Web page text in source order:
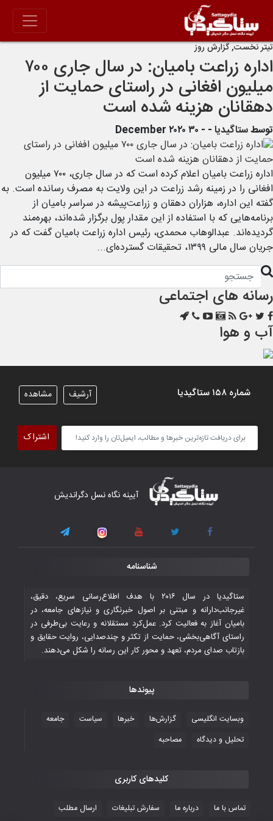
تیتر نخست,گزارش روز
اداره زراعت بامیان: در سال جاری ۷۰۰
میلیون افغانی در راستای حمایت از
دهقانان هزینه شده است
توسطستاگیدیا- - ۳۰ December ۲۰۲۰
اداره زراعت بامیان اعلام کرده است که در سال جاری، ۷۰۰ میلیون
افغانی را در زمینه رشد زراعت در این ولایت به مصرف رسانده است. به
گفته این اداره، هزاران دهقان و زراعت‌پیشه در سراسر بامیان از
برنامه‌هایی که با استفاده از این مقدار پول برگزار شده‌اند، بهره‌مند
گردیده‌اند. عبدالوهاب محمدی، رئیس اداره زراعت بامیان گفت که در
جریان سال مالی ۱۳۹۹، تحقیقات گسترده‌ای...
رسانه های اجتماعی
آب و هوا
شماره ۱۵۸ ستاگیدیا مشاهده آرشیف
اشتراک
آیینه نگاه نسل دگراندیش
شناسنامه
ستاگیدیا در سال ۲۰۱۶ با هدف اطلاع‌رسانی سریع، دقیق،
غیرجانب‌دارانه و مبتنی بر اصول خبرنگاری و نیازهای جامعه، در
بامیان آغاز به فعالیت کرد. عمل‌کرد مستقلانه و رعایت بی‌طرفی در
راستای آگاهی‌بخشی، حمایت از تکثر و چندصدایی، روایت حقایق و
بازتاب صدای مردم، تعهد و محور کار این رسانه را شکل می‌دهند.
پیوندها
وبسایت انگلیسی گزارش‌ها خبرها سیاست
جامعه
تحلیل و دیدگاه
مصاحبه
کلیدهای کاربری
تماس با ما درباره ما سفارش تبلیغات ارسال مطلب